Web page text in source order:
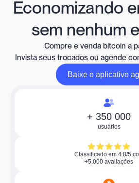
Economizando
sem nenhum
Compre e venda bitcoin a
Invista seus trocados ou agende
Baixe o aplicativo
Baixe o aplicativo
+ 350 000
usuários
Classificado em 4.8/5
+5.000 avaliações